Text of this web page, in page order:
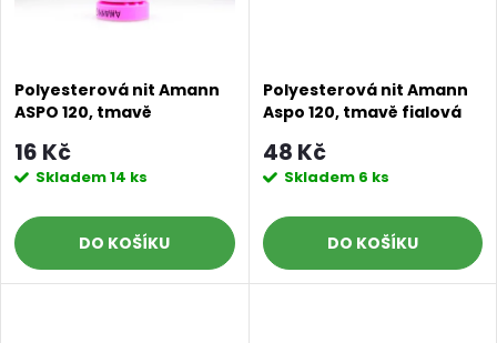
Polyesterová nit Amann
ASPO 120, tmavě
100 m
16 Kč
Skladem14 ks
DO KOŠÍKU
Polyesterová nit Amann
Aspo 120, tmavě fialová
48 Kč
Skladem 6 ks
DO KOŠÍKU